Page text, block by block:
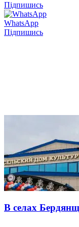
Підпишись
WhatsApp
Підпишись
В селах